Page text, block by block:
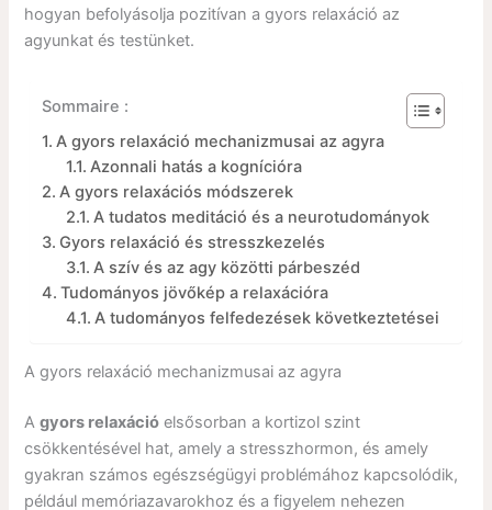
hogyan befolyásolja pozitívan a gyors relaxáció az
agyunkat és testünket.
Sommaire :
A gyors relaxáció mechanizmusai az agyra
Azonnali hatás a kognícióra
A gyors relaxációs módszerek
A tudatos meditáció és a neurotudományok
Gyors relaxáció és stresszkezelés
A szív és az agy közötti párbeszéd
Tudományos jövőkép a relaxációra
A tudományos felfedezések következtetései
A gyors relaxáció mechanizmusai az agyra
Agyors relaxáció elsősorban a kortizol szint
csökkentésével hat, amely a stresszhormon, és amely
gyakran számos egészségügyi problémához kapcsolódik,
például memóriazavarokhoz és a figyelem nehezen